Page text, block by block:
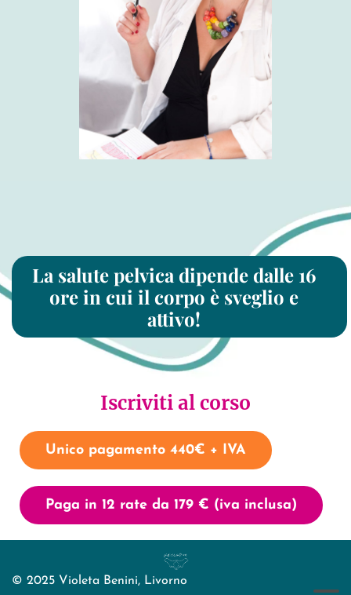
La salute pelvica dipende dalle 16
ore in cui il corpo è sveglio e
attivo!
Iscriviti al corso
Unico pagamento 440€ + IVA
Paga in 12 rate da 179 € (iva inclusa)
© 2025 Violeta Benini, Livorno